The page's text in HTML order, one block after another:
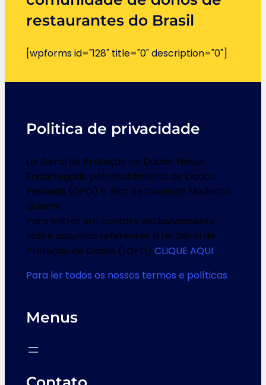
restaurantes do Brasil
[wpforms id="128" title="0" description="0"]
Politica de privacidade
Lei Geral de Proteção de Dados; Nosso
Encarregado pelo tratamento de Dados
Pessoais (DPO) é: Rita de Cacia de Medeiros
Guerim.
Para entrar em contato exclusivamente
sobre assuntos referentes à Lei Geral de
Proteção de Dados (LGPD) CLIQUE AQUI.
Para ler todos os nossos termos e políticas
Menus